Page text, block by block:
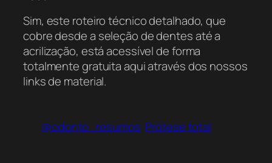
Sim, este roteiro técnico detalhado, que
cobre desde a seleção de dentes até a
acrilização, está acessível de forma
totalmente gratuita aqui através dos nossos
links de material.
@odonto_resumos Prótese total